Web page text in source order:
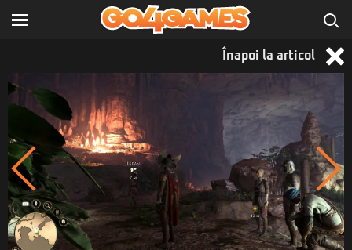
Înapoi la articol